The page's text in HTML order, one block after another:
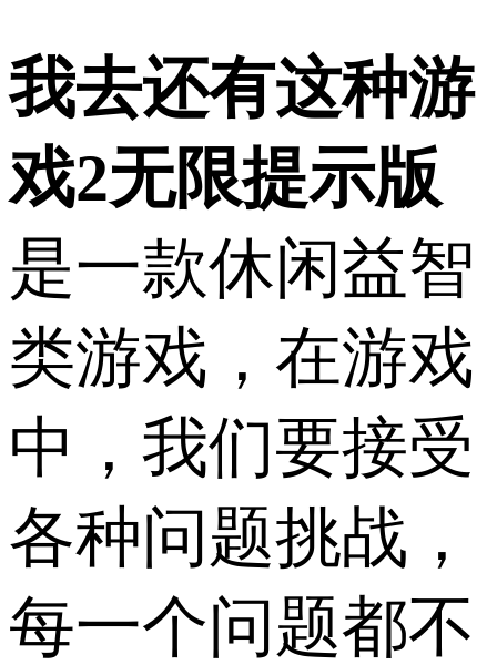
我去还有这种游
戏2无限提示版
是一款休闲益智
类游戏，在游戏
中，我们要接受
各种问题挑战，
每一个问题都不